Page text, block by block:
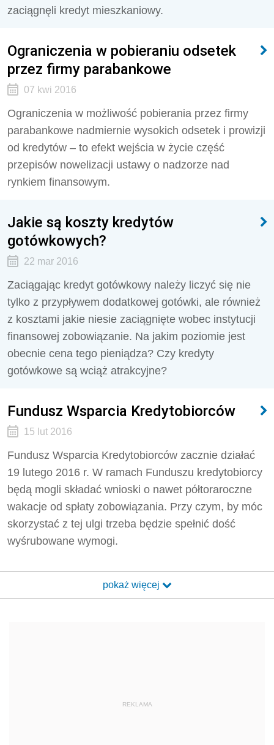
zaciągnęli kredyt mieszkaniowy.
Ograniczenia w pobieraniu odsetek
przez firmy parabankowe
07 kwi 2016
Ograniczenia w możliwość pobierania przez firmy
parabankowe nadmiernie wysokich odsetek i prowizji
od kredytów – to efekt wejścia w życie część
przepisów nowelizacji ustawy o nadzorze nad
rynkiem finansowym.
Jakie są koszty kredytów
gotówkowych?
22 mar 2016
Zaciągając kredyt gotówkowy należy liczyć się nie
tylko z przypływem dodatkowej gotówki, ale również
z kosztami jakie niesie zaciągnięte wobec instytucji
finansowej zobowiązanie. Na jakim poziomie jest
obecnie cena tego pieniądza? Czy kredyty
gotówkowe są wciąż atrakcyjne?
Fundusz Wsparcia Kredytobiorców
15 lut 2016
Fundusz Wsparcia Kredytobiorców zacznie działać
19 lutego 2016 r. W ramach Funduszu kredytobiorcy
będą mogli składać wnioski o nawet półtoraroczne
wakacje od spłaty zobowiązania. Przy czym, by móc
skorzystać z tej ulgi trzeba będzie spełnić dość
wyśrubowane wymogi.
pokaż więcej
REKLAMA